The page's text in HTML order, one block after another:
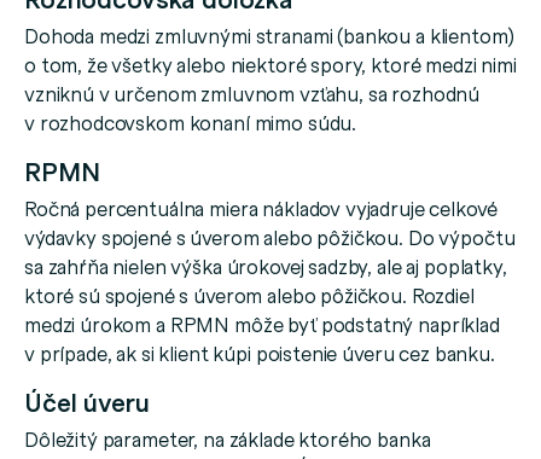
Dohoda medzi zmluvnými stranami (bankou a klientom)
o tom, že všetky alebo niektoré spory, ktoré medzi nimi
vzniknú v určenom zmluvnom vzťahu, sa rozhodnú
v rozhodcovskom konaní mimo súdu.
RPMN
Ročná percentuálna miera nákladov vyjadruje celkové
výdavky spojené s úverom alebo pôžičkou. Do výpočtu
sa zahŕňa nielen výška úrokovej sadzby, ale aj poplatky,
ktoré sú spojené s úverom alebo pôžičkou. Rozdiel
medzi úrokom a RPMN môže byť podstatný napríklad
v prípade, ak si klient kúpi poistenie úveru cez banku.
Účel úveru
Dôležitý parameter, na základe ktorého banka